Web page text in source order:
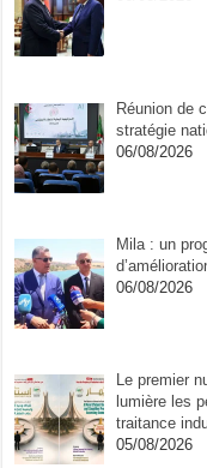
Réunion de
stratégie
06/08/2026
Mila : un
06/08/2026
Le premier
lumière les
traitance
05/08/2026